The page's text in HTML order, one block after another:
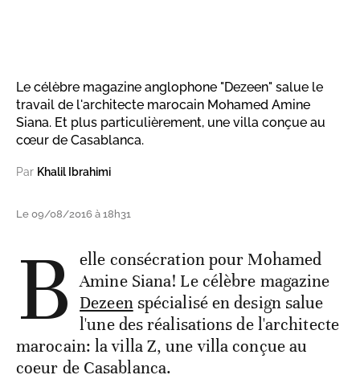
Le célèbre magazine anglophone "Dezeen" salue le
travail de l'architecte marocain Mohamed Amine
Siana. Et plus particulièrement, une villa conçue au
cœur de Casablanca.
Par Khalil Ibrahimi
Le 09/08/2016 à 18h31
B elle consécration pour Mohamed
Amine Siana! Le célèbre magazine
Dezeenspécialisé en design salue
l'une des réalisations de l'architecte
marocain: la villa Z, une villa conçue au
coeur de Casablanca.